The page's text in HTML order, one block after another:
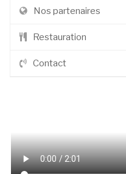
Nos partenaires
Restauration
Contact